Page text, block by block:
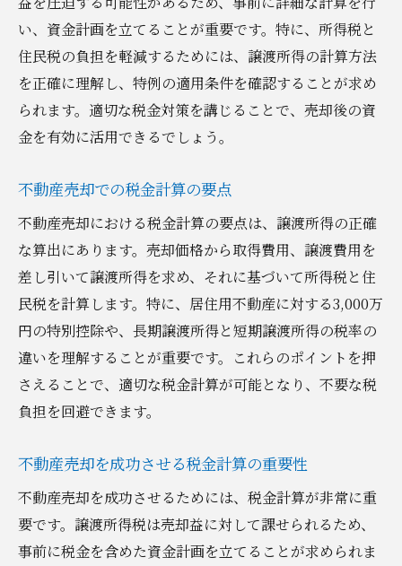
い、資金計画を立てることが重要です。特に、所得税と
住民税の負担を軽減するためには、譲渡所得の計算方法
を正確に理解し、特例の適用条件を確認することが求め
られます。適切な税金対策を講じることで、売却後の資
金を有効に活用できるでしょう。
不動産売却での税金計算の要点
不動産売却における税金計算の要点は、譲渡所得の正確
な算出にあります。売却価格から取得費用、譲渡費用を
差し引いて譲渡所得を求め、それに基づいて所得税と住
民税を計算します。特に、居住用不動産に対する3,000万
円の特別控除や、長期譲渡所得と短期譲渡所得の税率の
違いを理解することが重要です。これらのポイントを押
さえることで、適切な税金計算が可能となり、不要な税
負担を回避できます。
不動産売却を成功させる税金計算の重要性
不動産売却を成功させるためには、税金計算が非常に重
要です。譲渡所得税は売却益に対して課せられるため、
事前に税金を含めた資金計画を立てることが求められま